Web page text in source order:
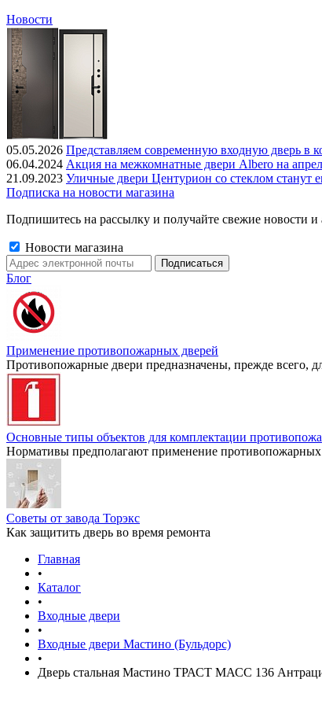
Новости
05.05.2026 Представляем современную входную дверь в
06.04.2024 Акция на межкомнатные двери Albero на
21.09.2023 Уличные двери Центурион со стеклом станут
Подписка на новости магазина
Подпишитесь на рассылку и получайте свежие новости и
Новости магазина
Блог
Применение противопожарных дверей
Противопожарные двери предназначены, прежде всего,
Основные типы объектов для комплектации
Нормативы предполагают применение противопожарных
Советы от завода Торэкс
Как защитить дверь во время ремонта
Главная
•
Каталог
•
Входные двери
•
Входные двери Мастино (Бульдорс)
•
Дверь стальная Мастино ТРАСТ МАСС 136